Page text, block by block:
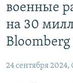
содержанию
Вернутся
главной
Вернутся
КАРТА ВОЕННЫХ
ВОДА
ИСТОРИЯ
ИНТЕРАКТИВ
РАДІО СВОБОДА
военные
на 30
Bloomberg
24 сентября 2024,